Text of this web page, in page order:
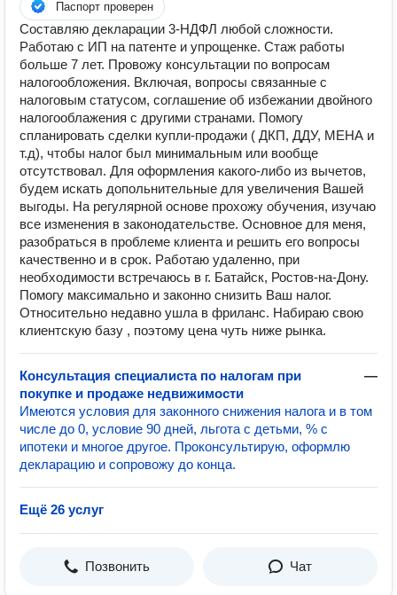
Паспорт проверен
Составляю декларации 3-НДФЛ любой сложности.
Работаю с ИП на патенте и упрощенке. Стаж работы
больше 7 лет. Провожу консультации по вопросам
налогообложения. Включая, вопросы связанные с
налоговым статусом, соглашение об избежании двойного
налогооблажения с другими странами. Помогу
спланировать сделки купли-продажи ( ДКП, ДДУ, МЕНА и
т.д), чтобы налог был минимальным или вообще
отсутствовал. Для оформления какого-либо из вычетов,
будем искать допольнительные для увеличения Вашей
выгоды. На регулярной основе прохожу обучения, изучаю
все изменения в законодательстве. Основное для меня,
разобраться в проблеме клиента и решить его вопросы
качественно и в срок. Работаю удаленно, при
необходимости встречаюсь в г. Батайск, Ростов-на-Дону.
Помогу максимально и законно снизить Ваш налог.
Относительно недавно ушла в фриланс. Набираю свою
клиентскую базу , поэтому цена чуть ниже рынка.
Консультация специалиста по налогам при
покупке и продаже недвижимости
—
Имеются условия для законного снижения налога и в том
числе до 0, условие 90 дней, льгота с детьми, % с
ипотеки и многое другое. Проконсультирую, оформлю
декларацию и сопровожу до конца.
Ещё 26 услуг
Позвонить Чат